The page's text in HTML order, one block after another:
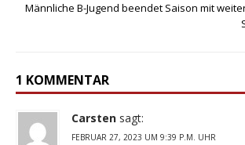
Männliche B-Jugend beendet Saison mit
1 KOMMENTAR
Carsten sagt:
FEBRUAR 27, 2023 UM 9:39 P.M. UHR